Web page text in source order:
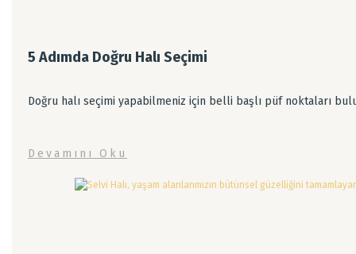
5 Adımda Doğru Halı Seçimi
Doğru halı seçimi yapabilmeniz için belli başlı püf noktaları
Devamını Oku